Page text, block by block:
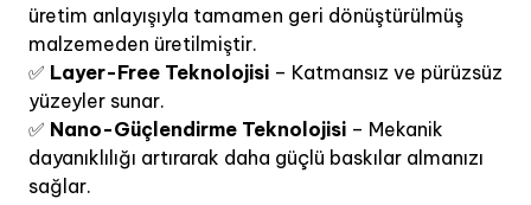
üretim anlayışıyla tamamen geri dönüştürülmüş
malzemeden üretilmiştir.
✅ Layer-Free Teknolojisi – Katmansız ve pürüzsüz
yüzeyler sunar.
✅ Nano-Güçlendirme Teknolojisi – Mekanik
dayanıklılığı artırarak daha güçlü baskılar almanızı
sağlar.